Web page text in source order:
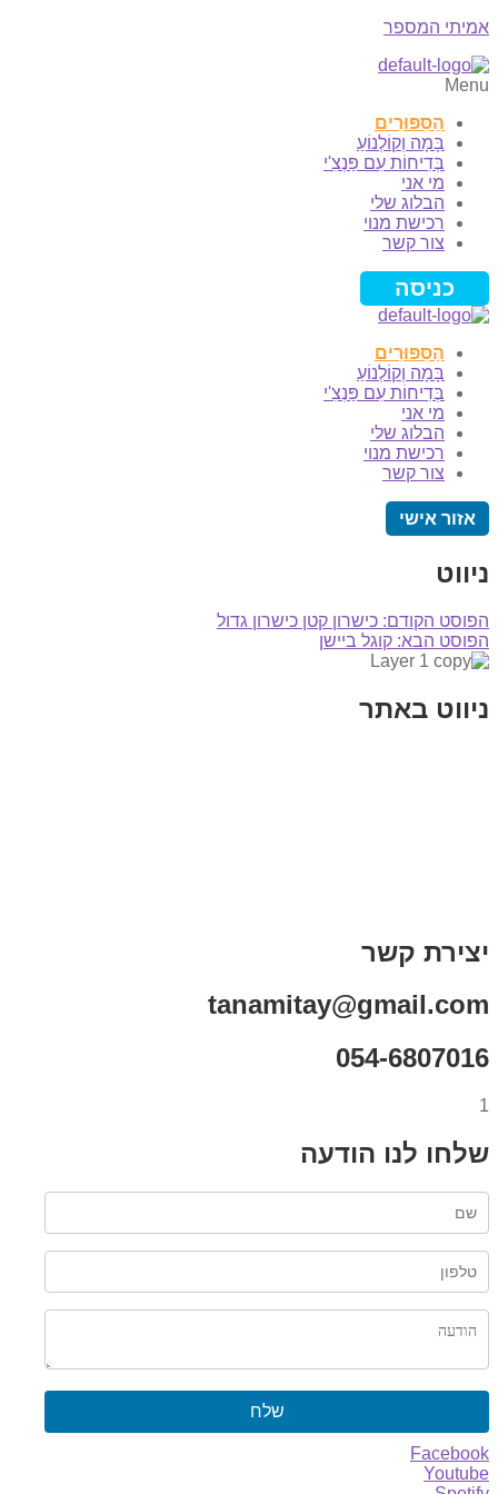
אמיתי המספר
Menu
הַסִּפּוּרִים
בָּמָה וְקוֹלְנוֹעַ
בְּדִיחוֹת עִם פַּנְצִ'י
מי אני
הבלוג שלי
רכישת מנוי
צור קשר
כניסה
הַסִּפּוּרִים
בָּמָה וְקוֹלְנוֹעַ
בְּדִיחוֹת עִם פַּנְצִ'י
מי אני
הבלוג שלי
רכישת מנוי
צור קשר
אזור אישי
ניווט
הפוסט הקודם: כישרון קטן כישרון גדול
הפוסט הבא: קוגל ביישן
ניווט באתר
יצירת קשר
tanamitay@gmail.com
054-6807016
1
שלחו לנו הודעה
שלח
Facebook
Youtube